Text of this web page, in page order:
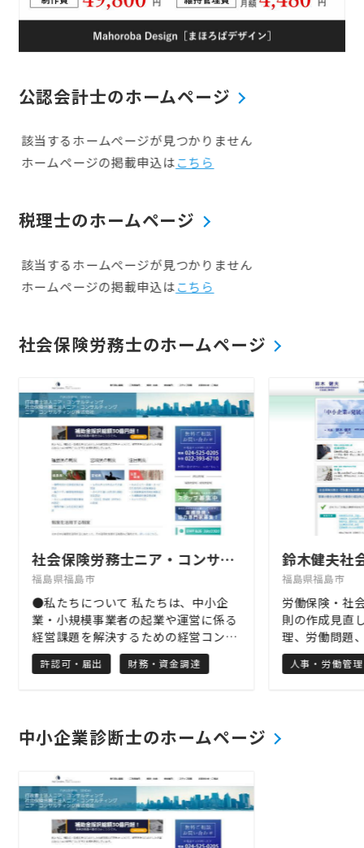
公認会計士のホームページ
該当するホームぺージが見つかりません
ホームページの掲載申込はこちら
税理士のホームページ
該当するホームぺージが見つかりません
ホームページの掲載申込はこちら
社会保険労務士のホームページ
社会保険労務士ニア・コンサルティング
福島県福島市
●私たちについて 私たちは、中小企
業・小規模事業者の起業や運営に係る
経営課題を解決するための経営コンサ
ルタントを中心とした士業グループで
す。行政書士法人、社会保険労務士法
ングは、ニア・コンサルティンググル
います。 人材の雇用に関する労働・社
会保険、就業規則など労働関係法令に
基づく労務管理に関する手続等を行う
とともに、雇用関係助成金の活用を通
じて企業の人材戦略の支援を行ってい
許認可・届出 財務・資金調達
福島県福島市
労働保険・社
則の作成見直
理、労働問題
は福島の鈴木
所・鈴木健夫
人事・労働管理
中小企業診断士のホームページ